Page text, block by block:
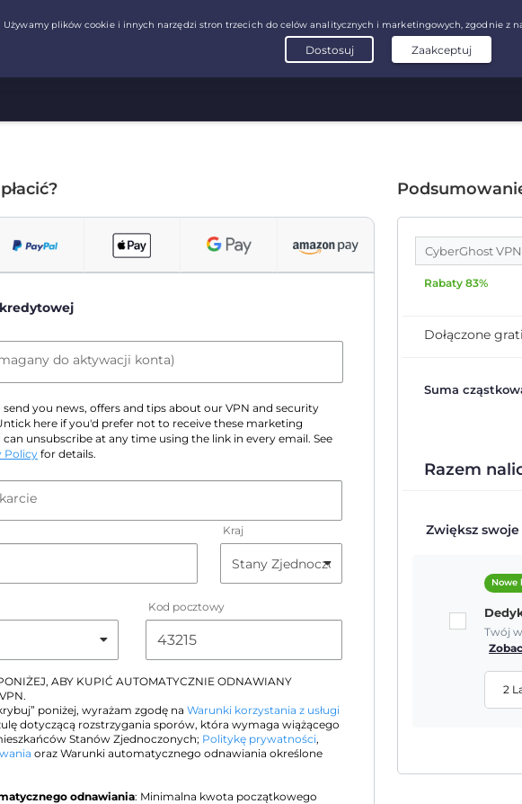
do aktywacji konta)
send you news, offers and tips about our VPN and security
here if you'd prefer not to receive these marketing
can unsubscribe at any time using the link in every email. See
Policy for details.
Kraj
Kod pocztowy
ABY KUPIĆ AUTOMATYCZNIE ODNAWIANY
poniżej, wyrażam zgodę na Warunki korzystania z usługi
dotyczącą rozstrzygania sporów, która wymaga wiążącego
Stanów Zjednoczonych; Politykę prywatności,
oraz Warunki automatycznego odnawiania określone
odnawiania: Minimalna kwota początkowego
CyberGhost
Rabaty 83%
Dołączone
Suma
Razem
Zwiększ
Nowe
Twój
2